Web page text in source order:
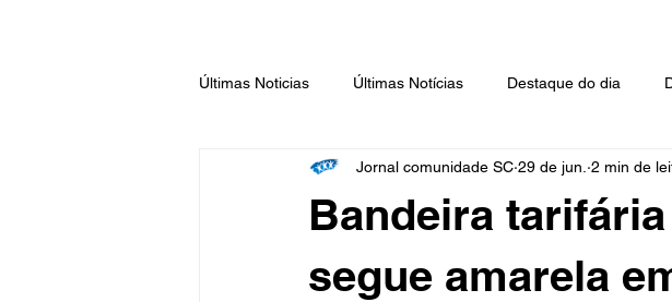
Últimas Noticias Últimas Notícias Destaque do dia
Florianópolis São José Biguaçu Palhoça
Bandeira
segue amarela
Jornal comunidade SC 29 de jun. 2 min de